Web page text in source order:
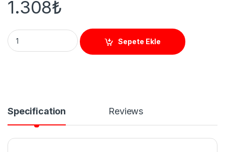
1.308₺
BT13 Temassız Buton Sıva Üstü quantity
Sepete Ekle
Specification Reviews